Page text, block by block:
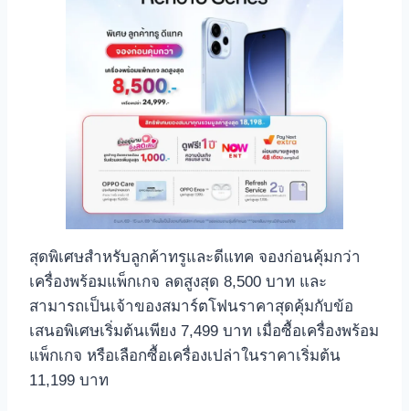
สุดพิเศษสำหรับลูกค้าทรูและดีแทค จองก่อนคุ้มกว่า
เครื่องพร้อมแพ็กเกจ ลดสูงสุด 8,500 บาท และ
สามารถเป็นเจ้าของสมาร์ตโฟนราคาสุดคุ้มกับข้อ
เสนอพิเศษเริ่มต้นเพียง 7,499 บาท เมื่อซื้อเครื่องพร้อม
แพ็กเกจ หรือเลือกซื้อเครื่องเปล่าในราคาเริ่มต้น
11,199 บาท